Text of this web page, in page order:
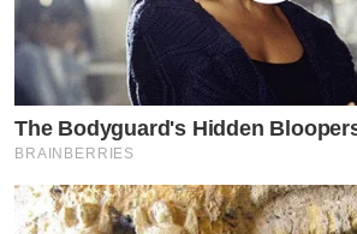
The Bodyguard's Hidden
BRAINBERRIES